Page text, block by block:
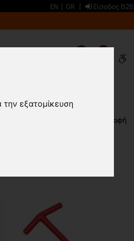
την εξατομίκευση
EN | GR | Είσοδος B2B
Επιστροφή